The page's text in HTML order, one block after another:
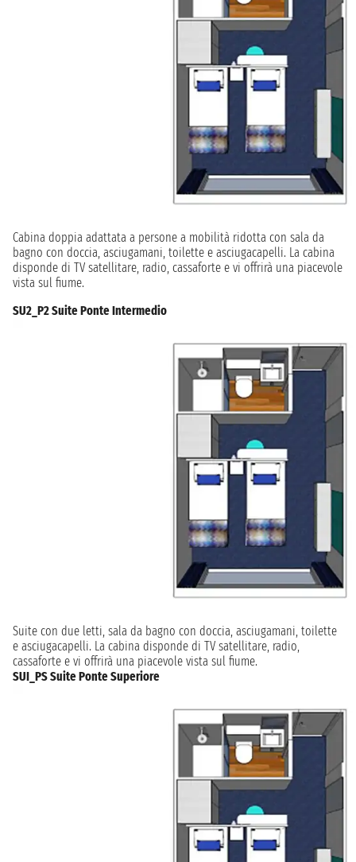
Cabina doppia adattata a persone a mobilità ridotta con sala da
bagno con doccia, asciugamani, toilette e asciugacapelli. La cabina
disponde di TV satellitare, radio, cassaforte e vi offrirà una piacevole
vista sul fiume.
SU2_P2 Suite Ponte Intermedio
Suite con due letti, sala da bagno con doccia, asciugamani, toilette
e asciugacapelli. La cabina disponde di TV satellitare, radio,
cassaforte e vi offrirà una piacevole vista sul fiume.
SUI_PS Suite Ponte Superiore